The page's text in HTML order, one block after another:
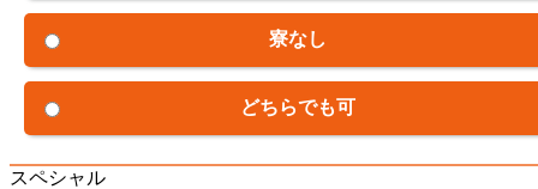
寮なし
どちらでも可
スペシャル